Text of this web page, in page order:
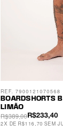
BOARDSHORTS
LIMÃO
R$233,40
R$389,00
2X DE R$116,70 SEM
REF. 7900121070568